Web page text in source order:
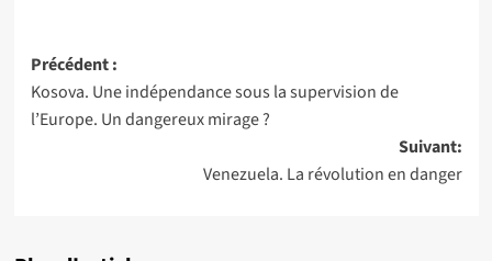
Navigation
d’article
Précédent :
Kosova. Une indépendance sous la supervision de
l’Europe. Un dangereux mirage ?
Suivant:
Venezuela. La révolution en danger